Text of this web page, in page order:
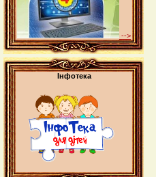
-->
Інфотека